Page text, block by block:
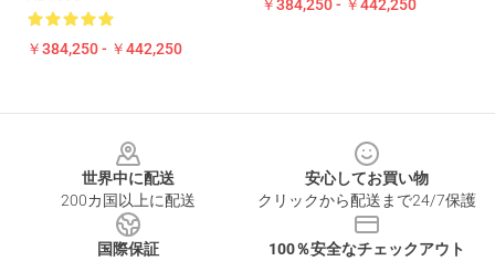
￥384,250 - ￥442,250
￥384,250 - ￥442,250
世界中に配送
200カ国以上に配送
安心してお買い物
クリックから配送まで24/7保護
国際保証
100％安全なチェックアウト